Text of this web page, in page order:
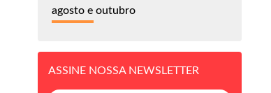
agosto e outubro
ASSINE NOSSA NEWSLETTER